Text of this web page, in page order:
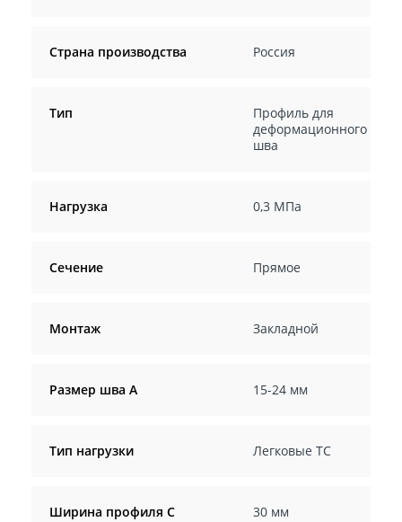
Страна производства Россия
Тип
Профиль для
деформационного
шва
Нагрузка 0,3 МПа
Сечение Прямое
Монтаж Закладной
Размер шва A 15-24 мм
Тип нагрузки Легковые ТС
Ширина профиля C 30 мм